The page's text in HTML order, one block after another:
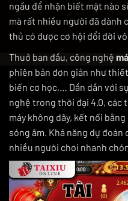
ngầu để nhận biết mặt nào
mà rất nhiều người đã dành
thủ có được cơ hội đổi đời
Thuở ban đầu, công nghệ
phiên bản đơn giản như
biến cơ học,… Dần dần với
nghệ trong thời đại 4.0, các
máy không dây, kết nối
sóng âm. Khả năng dự đoán
nhiều người chơi nhanh